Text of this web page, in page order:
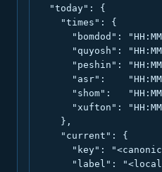
  "today": {
    "times": {
"bomdod":
"quyosh":
"peshin":
"asr":
"shom":
"xufton":
    },
    "current": {
"key":
"label":